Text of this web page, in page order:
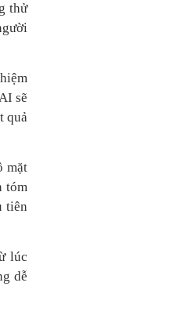
thử
sẽ
quả
mặt
tóm
tiên
lúc
dễ